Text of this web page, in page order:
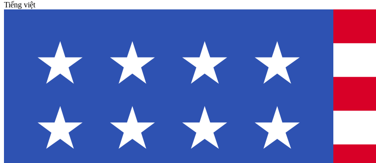
Tiếng việt